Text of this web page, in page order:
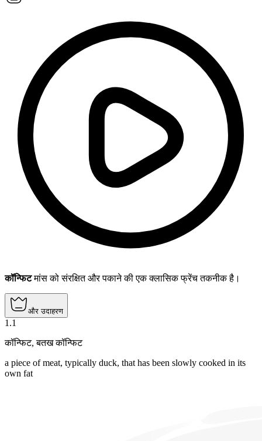
कॉन्फिटमांस को संरक्षित और पकाने की एक क्लासिक फ्रेंच तकनीक है।
और उदाहरण
1 .1
कॉन्फिट,बतख कॉन्फिट
a piece of meat, typically duck, that has been slowly cooked in its
own fat